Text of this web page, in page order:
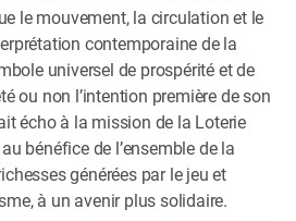
le mouvement, la circulation et le
contemporaine de la
universel de prospérité et de
ou non l’intention première de son
écho à la mission de la Loterie
bénéfice de l’ensemble de la
générées par le jeu et
à un avenir plus solidaire.